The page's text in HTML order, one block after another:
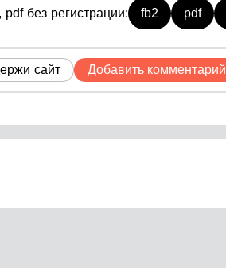
без регистрации: fb2 pdf
сайт Добавить комментарий